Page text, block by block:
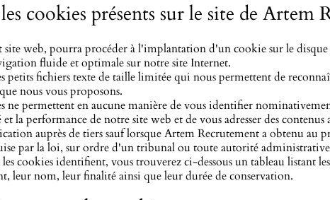
cookies présents sur le site de Artem
web, pourra procéder à l'implantation d'un cookie sur le
fluide et optimale sur notre site Internet.
petits fichiers texte de taille limitée qui nous permettent de
nous vous proposons.
ne permettent en aucune manière de vous identifier
performance de notre site web et de vous adresser des contenus
auprès de tiers sauf lorsque Artem Recrutement a obtenu au
par la loi, sur ordre d'un tribunal ou toute autorité
cookies identifient, vous trouverez ci-dessous un tableau listant
leur nom, leur finalité ainsi que leur durée de conservation.